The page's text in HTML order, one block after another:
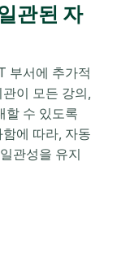
관된 자
부서에 추가적
이 모든 강의,
할 수 있도록
에 따라, 자동
관성을 유지